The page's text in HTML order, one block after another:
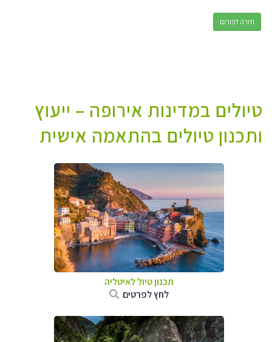
חזרה לפורום
טיולים במדינות אירופה – ייעוץ
ותכנון טיולים בהתאמה אישית
תכנון טיול לאיטליה
לחץ לפרטים